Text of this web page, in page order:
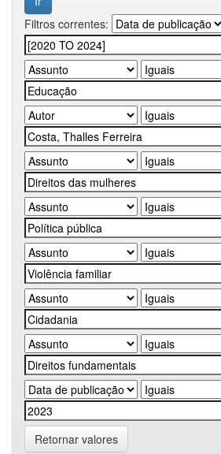
Filtros correntes:
Retornar valores